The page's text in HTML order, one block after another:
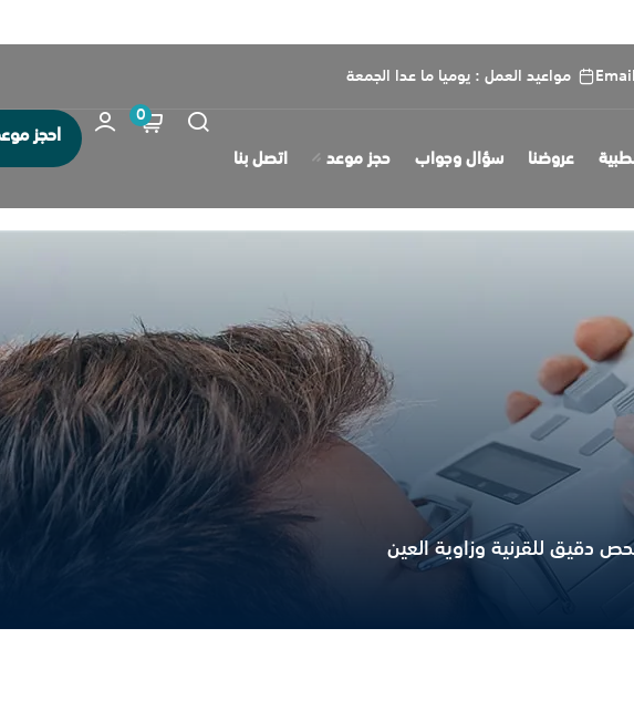
مواعيد العمل : يوميا ما عدا الجمعة
عروضنا سؤال وجواب حجز موعد اتصل بنا
0
احجز
دقيق للقرنية وزاوية العين